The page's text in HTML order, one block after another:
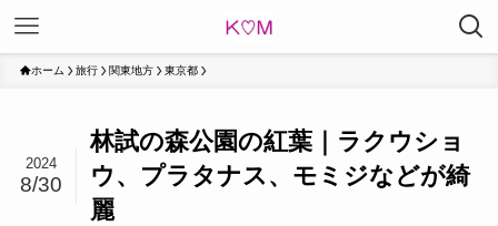
ホーム 旅行 関東地方 東京都
林試の森公園の紅葉｜ラクウショ
ウ、プラタナス、モミジなどが綺
麗
2024
8/30